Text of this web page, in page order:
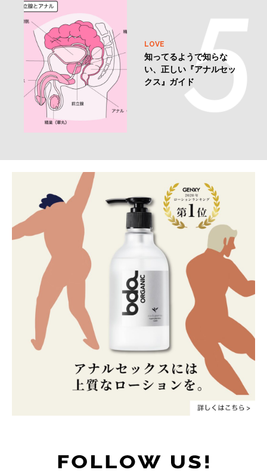
LOVE
知ってるようで知らな
い、正しい『アナルセッ
クス』ガイド